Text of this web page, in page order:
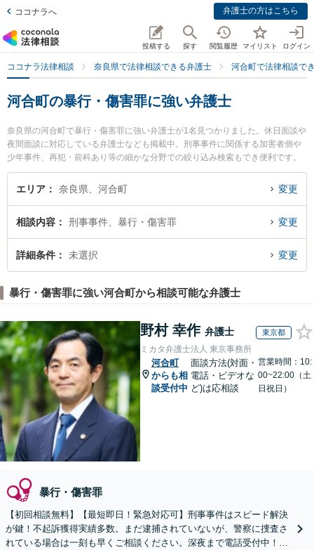
ココナラへ 弁護士の方はこちら
投稿する 探す 閲覧履歴 マイリスト ログイン
ココナラ法律相談 奈良県で法律相談できる弁護士 河合町で法律相談で
河合町の暴行・傷害罪に強い弁護士
奈良県の河合町で暴行・傷害罪に強い弁護士が1名見つかりました。休日面談や
夜間面談に対応している弁護士なども掲載中。刑事事件に関係する加害者側や
少年事件、再犯・前科あり等の細かな分野での絞り込み検索もでき便利です。
特に弁護士法人ましろ総合法律事務所 西大和オフィスの青木 麻耶子弁護士のプ
ロフィール情報や弁護士費用、強みなどが注目されています。『河合町で土日
回相談無料で暴行・傷害罪を法律相談できる河合町内の弁護士に相談予約した
い』などでお困りの相談者さんにおすすめです。
エリア 奈良県、河合町 変更
相談内容 刑事事件、暴行・傷害罪 変更
詳細条件 未選択 変更
暴行・傷害罪に強い河合町から相談可能な弁護士
野村 幸作 弁護士 東京都
ミカタ弁護士法人 東京事務所
河合町
からも相
談受付中
面談方法(対面・
電話・ビデオな
ど)は応相談
営業時間：10:
00~22:00（土
日祝日）
暴行・傷害罪
【初回相談無料】【最短即日！緊急対応可】刑事事件はスピード解決
が鍵！不起訴獲得実績多数。まだ逮捕されていないが、警察に捜査さ
れている場合は一刻も早くご相談ください。深夜まで電話受付中！痴